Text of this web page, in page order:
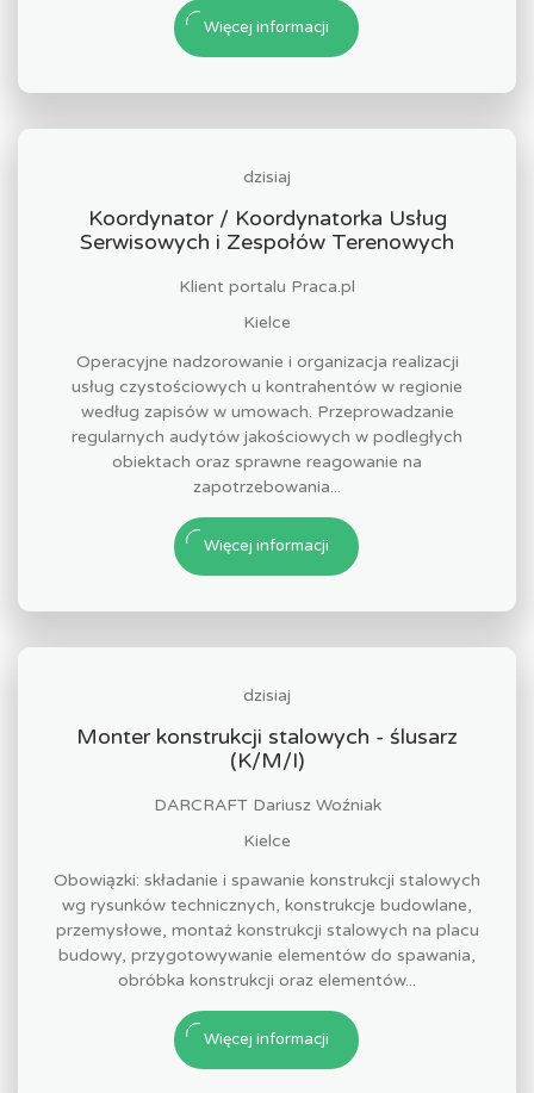
Więcej informacji
dzisiaj
Koordynator / Koordynatorka Usług
Serwisowych i Zespołów Terenowych
Klient portalu Praca.pl
Kielce
Operacyjne nadzorowanie i organizacja realizacji
usług czystościowych u kontrahentów w regionie
według zapisów w umowach. Przeprowadzanie
regularnych audytów jakościowych w podległych
obiektach oraz sprawne reagowanie na
zapotrzebowania...
Więcej informacji
dzisiaj
Monter konstrukcji stalowych - ślusarz
(K/M/I)
DARCRAFT Dariusz Woźniak
Kielce
Obowiązki: składanie i spawanie konstrukcji stalowych
wg rysunków technicznych, konstrukcje budowlane,
przemysłowe, montaż konstrukcji stalowych na placu
budowy, przygotowywanie elementów do spawania,
obróbka konstrukcji oraz elementów...
Więcej informacji